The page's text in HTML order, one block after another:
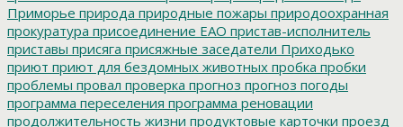
Приморье природа природные пожары природоохранная
прокуратура присоединение ЕАО пристав-исполнитель
приставы присяга присяжные заседатели Приходько
приют приют для бездомных животных пробка пробки
проблемы провал проверка прогноз прогноз погоды
программа переселения программа реновации
продолжительность жизни продуктовые карточки проезд